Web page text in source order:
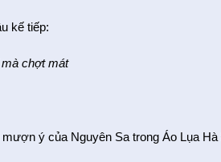
kế tiếp:
chợt mát
ý của Nguyên Sa trong Áo Lụa